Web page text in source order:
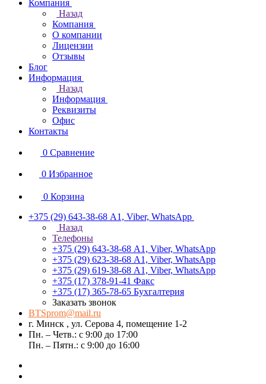
Компания
Назад
Компания
О компании
Лицензии
Отзывы
Блог
Информация
Назад
Информация
Реквизиты
Офис
Контакты
0 Сравнение
0 Избранное
0 Корзина
+375 (29) 643-38-68 А1, Viber, WhatsApp
Назад
Телефоны
+375 (29) 643-38-68 А1, Viber, WhatsApp
+375 (29) 623-38-68 А1, Viber, WhatsApp
+375 (29) 619-38-68 А1, Viber, WhatsApp
+375 (17) 378-91-41 Факс
+375 (17) 365-78-65 Бухгалтерия
Заказать звонок
BTSprom@mail.ru
г. Минск , ул. Серова 4, помещение 1-2
Пн. – Четв.: с 9:00 до 17:00
Пн. – Пятн.: с 9:00 до 16:00